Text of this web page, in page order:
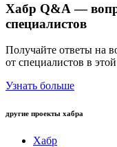
Хабр Q&A —
специалистов
Получайте ответы на
от специалистов в
Узнать больше
другие проекты хабра
Хабр